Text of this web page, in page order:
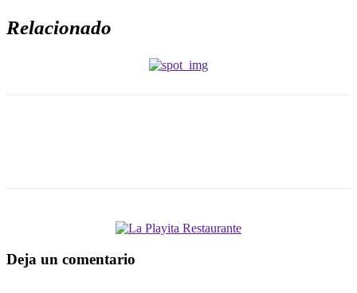
Relacionado
Deja un comentario